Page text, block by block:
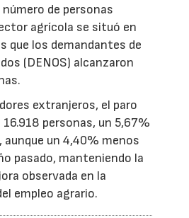
de personas
agrícola se situó en
que los demandantes de
(DENOS) alcanzaron
extranjeros, el paro
personas, un 5,67%
aunque un 4,40% menos
pasado, manteniendo la
observada en la
empleo agrario.